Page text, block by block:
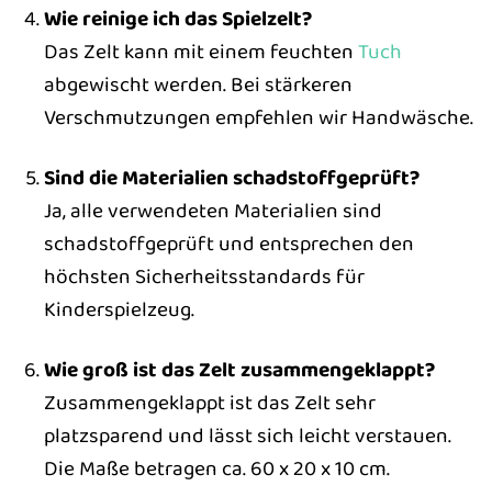
Wie reinige ich das Spielzelt?
Das Zelt kann mit einem feuchtenTuch
abgewischt werden. Bei stärkeren
Verschmutzungen empfehlen wir Handwäsche.
Sind die Materialien schadstoffgeprüft?
Ja, alle verwendeten Materialien sind
schadstoffgeprüft und entsprechen den
höchsten Sicherheitsstandards für
Kinderspielzeug.
Wie groß ist das Zelt zusammengeklappt?
Zusammengeklappt ist das Zelt sehr
platzsparend und lässt sich leicht verstauen.
Die Maße betragen ca. 60 x 20 x 10 cm.